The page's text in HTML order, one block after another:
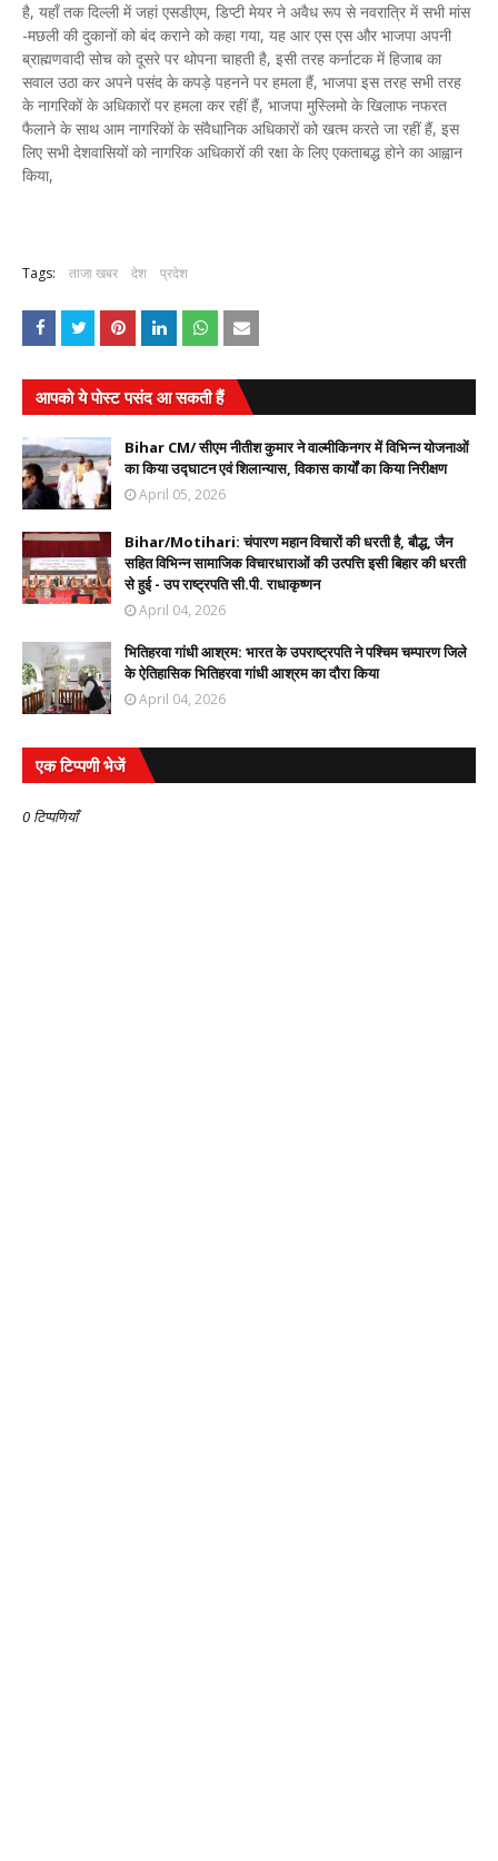
है, यहाँ तक दिल्ली में जहां एसडीएम, डिप्टी मेयर ने अवैध रूप से नवरात्रि में सभी मांस
-मछली की दुकानों को बंद कराने को कहा गया, यह आर एस एस और भाजपा अपनी
ब्राह्मणवादी सोच को दूसरे पर थोपना चाहती है, इसी तरह कर्नाटक में हिजाब का
सवाल उठा कर अपने पसंद के कपड़े पहनने पर हमला हैं, भाजपा इस तरह सभी तरह
के नागरिकों के अधिकारों पर हमला कर रहीं हैं, भाजपा मुस्लिमो के खिलाफ नफरत
फैलाने के साथ आम नागरिकों के संवैधानिक अधिकारों को खत्म करते जा रहीं हैं, इस
लिए सभी देशवासियों को नागरिक अधिकारों की रक्षा के लिए एकताबद्ध होने का आह्वान
किया,
Tags: ताजा खबर देश प्रदेश
आपको ये पोस्ट पसंद आ सकती हैं
Bihar CM/ सीएम नीतीश कुमार ने वाल्मीकिनगर में विभिन्न योजनाओं
का किया उद्घाटन एवं शिलान्यास, विकास कार्यों का किया निरीक्षण
April 05, 2026
Bihar/Motihari: चंपारण महान विचारों की धरती है, बौद्ध, जैन
सहित विभिन्न सामाजिक विचारधाराओं की उत्पत्ति इसी बिहार की धरती
से हुई - उप राष्ट्रपति सी.पी. राधाकृष्णन
April 04, 2026
भितिहरवा गांधी आश्रम: भारत के उपराष्ट्रपति ने पश्चिम चम्पारण जिले
के ऐतिहासिक भितिहरवा गांधी आश्रम का दौरा किया
April 04, 2026
एक टिप्पणी भेजें
0 टिप्पणियाँ